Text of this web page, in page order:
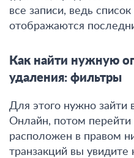
все записи, ведь
отображаются
Как найти нужную
удаления: фильтры
Для этого нужно
Онлайн, потом перейти
расположен в правом
транзакций вы увидите